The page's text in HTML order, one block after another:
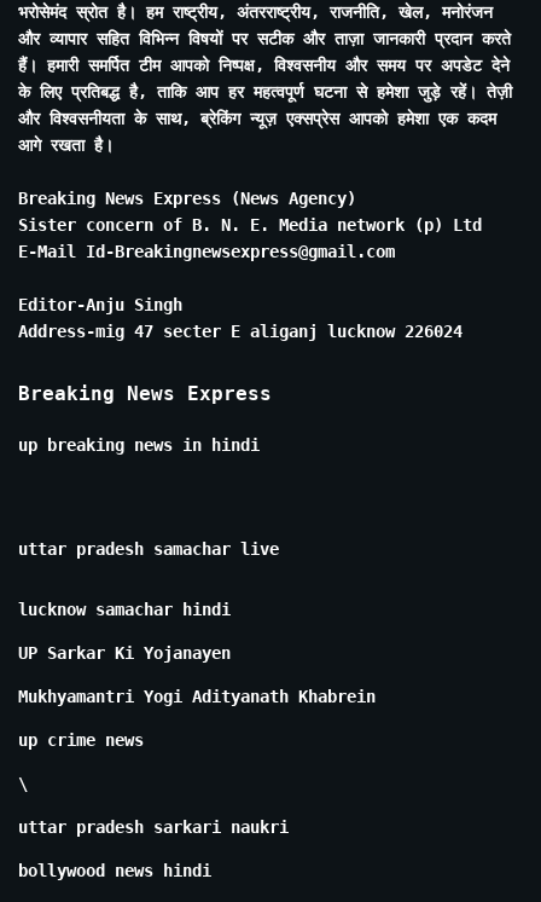
भरोसेमंद स्रोत है। हम राष्ट्रीय, अंतरराष्ट्रीय, राजनीति, खेल, मनोरंजन
और व्यापार सहित विभिन्न विषयों पर सटीक और ताज़ा जानकारी प्रदान करते
हैं। हमारी समर्पित टीम आपको निष्पक्ष, विश्वसनीय और समय पर अपडेट देने
के लिए प्रतिबद्ध है, ताकि आप हर महत्वपूर्ण घटना से हमेशा जुड़े रहें। तेज़ी
और विश्वसनीयता के साथ, ब्रेकिंग न्यूज़ एक्सप्रेस आपको हमेशा एक कदम
आगे रखता है।
Breaking News Express (News Agency)
Sister concern of B. N. E. Media network (p) Ltd
E-Mail Id-Breakingnewsexpress@gmail.com
Editor-Anju Singh
Address-mig 47 secter E aliganj lucknow 226024
Breaking News Express
up breaking news in hindi
uttar pradesh samachar live
lucknow samachar hindi
UP Sarkar Ki Yojanayen
Mukhyamantri Yogi Adityanath Khabrein
up crime news
\
uttar pradesh sarkari naukri
bollywood news hindi